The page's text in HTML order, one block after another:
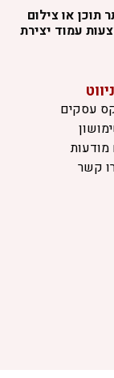
תוכן או צילום
עמוד יצירת
ניווט
עסקים
מודעות
קשר